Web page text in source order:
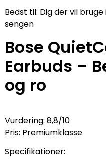
Bedst til: Dig der vil
sengen
Bose
Earbuds –
og ro
Vurdering: 8,8/10
Pris: Premiumklasse
Specifikationer: